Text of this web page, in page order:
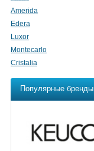
Amerida
Edera
Luxor
Montecarlo
Cristalia
Популярные бренды